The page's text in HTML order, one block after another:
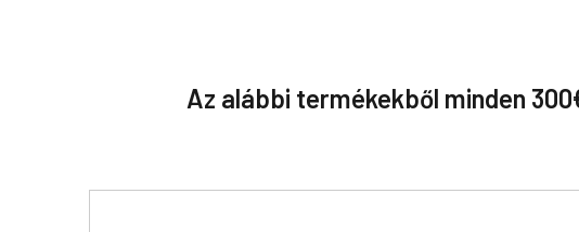
Az alábbi termékekből minden